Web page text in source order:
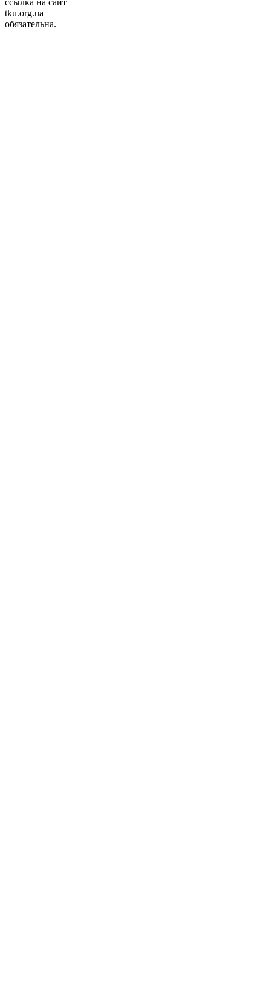
ссылка на сайт
tku.org.ua
обязательна.